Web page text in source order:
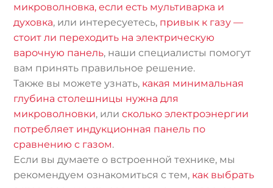
микроволновка, если есть мультиварка и
духовка, или интересуетесь, привык к газу —
стоит ли переходить на электрическую
варочную панель, наши специалисты помогут
вам принять правильное решение.
Также вы можете узнать, какая минимальная
глубина столешницы нужна для
микроволновки, илисколько электроэнергии
потребляет индукционная панель по
сравнению с газом.
Если вы думаете о встроенной технике, мы
рекомендуем ознакомиться с тем, как выбрать